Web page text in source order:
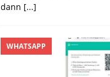
dann [...]
WHATSAPP